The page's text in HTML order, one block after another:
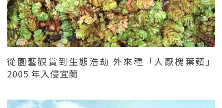
從園藝觀賞到生態浩劫 外來種「人厭槐葉蘋」
2005 年入侵宜蘭